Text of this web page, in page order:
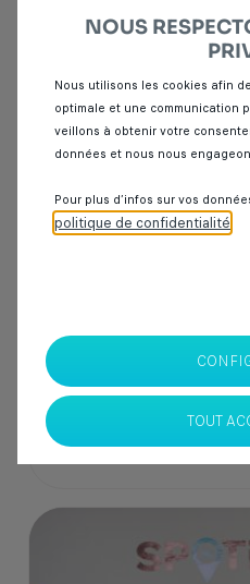
Garantie Spoticar12
Jeep Renegade
1.6 MULTIJET 120 LONGITUDE
43 000 km Diesel 2022
SPOTICAR Italcar
NOUS
Nous utilisons les cookies afin
optimale et une communication
veillons à obtenir votre
données et nous nous
Pour plus d’infos sur vos
politique de confidentialité
TOUT